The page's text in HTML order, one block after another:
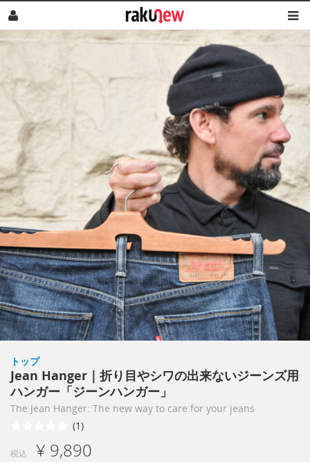
トップ
Jean Hanger｜折り目やシワの出来ないジーンズ用
ハンガー「ジーンハンガー」
The Jean Hanger: The new way to care for your jeans
(1)
税込 ¥ 9,890